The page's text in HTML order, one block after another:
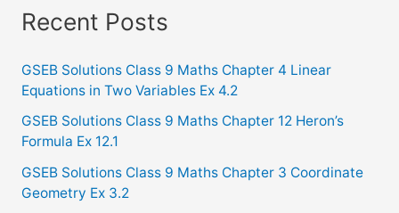
a
c
h
f
o
r
:
Recent Posts
GSEB Solutions Class 9 Maths Chapter 4 Linear
Equations in Two Variables Ex 4.2
GSEB Solutions Class 9 Maths Chapter 12 Heron’s
Formula Ex 12.1
GSEB Solutions Class 9 Maths Chapter 3 Coordinate
Geometry Ex 3.2